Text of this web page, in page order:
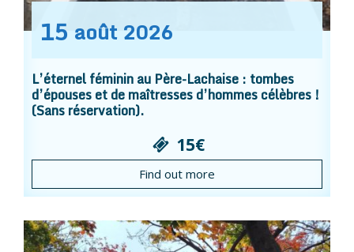
15 août 2026
L’éternel féminin au Père-Lachaise : tombes
d’épouses et de maîtresses d’hommes célèbres !
(Sans réservation).
15€
Find out more